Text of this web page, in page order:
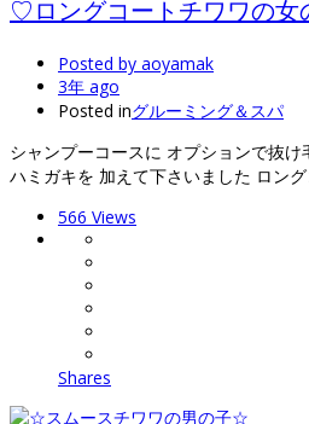
♡ロングコートチワワの
Posted by aoyamak
3年 ago
Posted inグルーミング＆スパ
シャンプーコースに オプションで抜
ハミガキを 加えて下さいました ロン
566 Views
Shares